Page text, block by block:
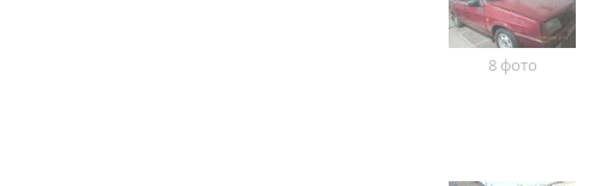
8 фото